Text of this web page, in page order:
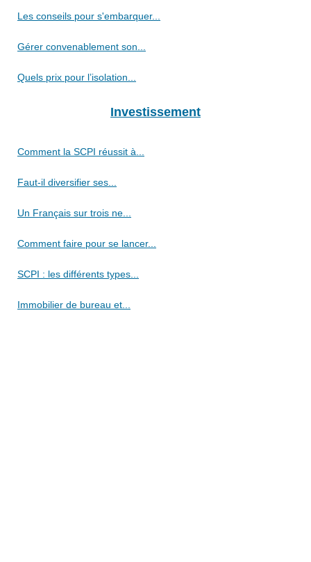
Les conseils pour s'embarquer...
Gérer convenablement son...
Quels prix pour l’isolation...
Investissement
Comment la SCPI réussit à...
Faut-il diversifier ses...
Un Français sur trois ne...
Comment faire pour se lancer...
SCPI : les différents types...
Immobilier de bureau et...